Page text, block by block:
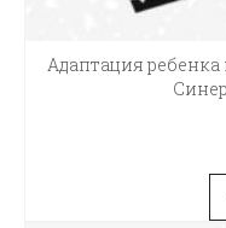
Адаптация ребенка